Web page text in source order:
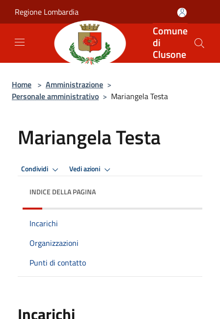
Regione Lombardia
Comune
di
Clusone
Home > Amministrazione >
Personale amministrativo > Mariangela Testa
Mariangela Testa
Condividi Vedi azioni
INDICE DELLA PAGINA
Incarichi
Organizzazioni
Punti di contatto
Incarichi